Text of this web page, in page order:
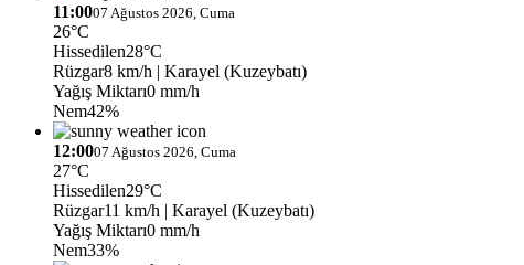
11:0007 Ağustos 2026, Cuma
26°C
Hissedilen28°C
Rüzgar8 km/h | Karayel (Kuzeybatı)
Yağış Miktarı0 mm/h
Nem42%
12:0007 Ağustos 2026, Cuma
27°C
Hissedilen29°C
Rüzgar11 km/h | Karayel (Kuzeybatı)
Yağış Miktarı0 mm/h
Nem33%